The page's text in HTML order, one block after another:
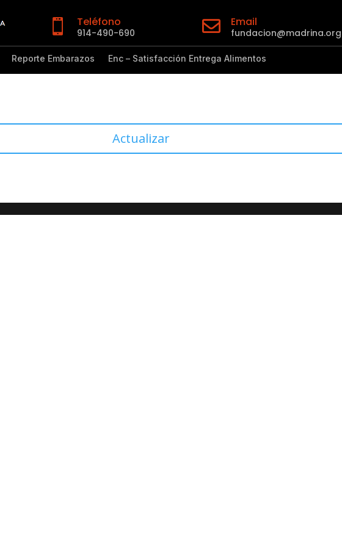
 Teléfono
914-490-690  Email
fundacion@madrina.org
Reporte Embarazos Enc – Satisfacción Entrega Alimentos
Actualizar